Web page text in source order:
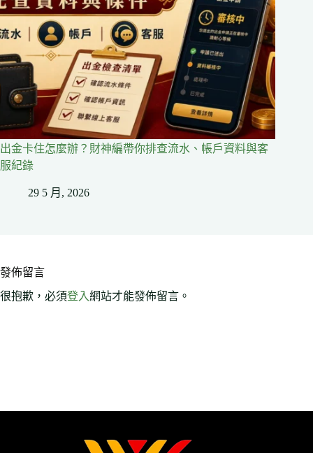
出金卡住怎麼辦？財神編帶你排查流水、帳戶資料與客
服紀錄
29 5 月, 2026
發佈留言
很抱歉，必須登入網站才能發佈留言。